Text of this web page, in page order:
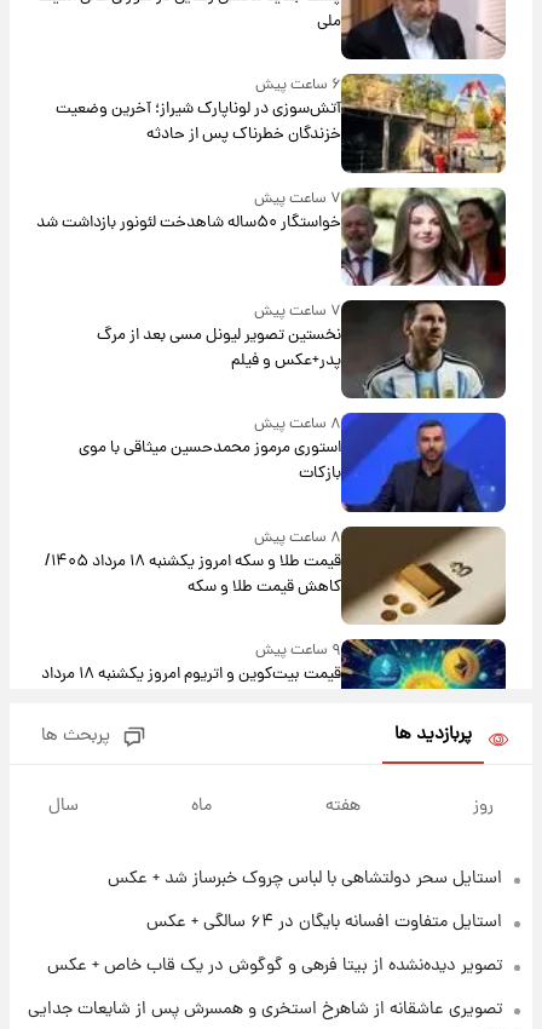
ملی
۶ ساعت پیش
آتش‌سوزی در لوناپارک شیراز؛ آخرین وضعیت
خزندگان خطرناک پس از حادثه
۷ ساعت پیش
خواستگار ۵۰ساله شاهدخت لئونور بازداشت شد
نخستین تصویر لیونل مسی بعد از مرگ
پدر+عکس و فیلم
۸ ساعت پیش
استوری مرموز محمدحسین میثاقی با موی
بازکات
قیمت طلا و سکه امروز یکشنبه ۱۸ مرداد ۱۴۰۵/
کاهش قیمت طلا و سکه
۹ ساعت پیش
قیمت بیت‌کوین و اتریوم امروز یکشنبه ۱۸ مرداد
۱۳ ساعت پیش
فال قهوه روزانه یکشنبه ۱۸ مرداد ماه ۱۴۰۵
پربازدید ها پربحث ها
روز هفته ماه سال
استایل سحر دولتشاهی با لباس چروک خبرساز شد + عکس
استایل متفاوت افسانه بایگان در ۶۴ سالگی + عکس
تصویر دیده‌نشده از بیتا فرهی و گوگوش در یک قاب خاص + عکس
تصویری عاشقانه از شاهرخ استخری و همسرش پس از شایعات جدایی